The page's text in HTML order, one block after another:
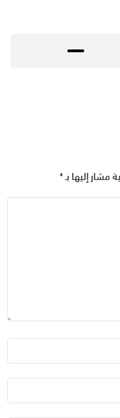
مشار إليها بـ *